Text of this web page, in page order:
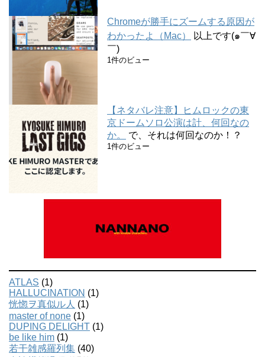
Chromeが勝手にズームする原因が
わかったよ（Mac）
以上です(๑￣∀
￣)
1件のビュー
【ネタバレ注意】ヒムロックの東
京ドームソロ公演は計、何回なの
か。
で、それは何回なのか！？
1件のビュー
ATLAS (1)
HALLUCINATION (1)
恍惚ヲ真似ル人 (1)
master of none (1)
DUPING DELIGHT (1)
be like him (1)
若干雑感羅列集 (40)